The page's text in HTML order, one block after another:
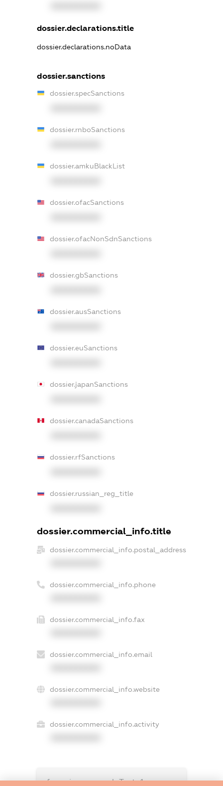
dossier.declarations.title
dossier.declarations.noData
dossier.sanctions
dossier.specSanctions
dossier.rnboSanctions
dossier.amkuBlackList
dossier.ofacSanctions
dossier.ofacNonSdnSanctions
dossier.gbSanctions
dossier.ausSanctions
dossier.euSanctions
dossier.japanSanctions
dossier.canadaSanctions
dossier.rfSanctions
dossier.russian_reg_title
dossier.commercial_info.title
dossier.commercial_info.postal_address
dossier.commercial_info.phone
dossier.commercial_info.fax
dossier.commercial_info.email
dossier.commercial_info.website
dossier.commercial_info.activity
freemium.exampleText_1